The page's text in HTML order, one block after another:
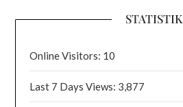
STATISTIK
Online Visitors: 10
Last 7 Days Views: 3,877